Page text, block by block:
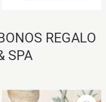
REGALO
SPA